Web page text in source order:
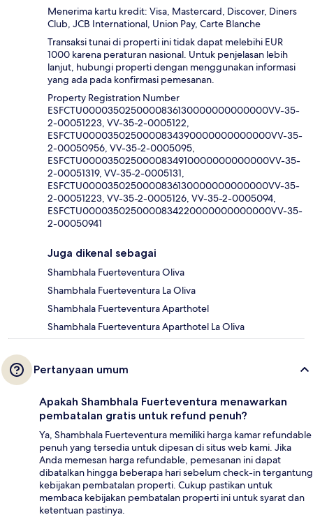
Menerima kartu kredit: Visa, Mastercard, Discover, Diners
Club, JCB International, Union Pay, Carte Blanche
Transaksi tunai di properti ini tidak dapat melebihi EUR
1000 karena peraturan nasional. Untuk penjelasan lebih
lanjut, hubungi properti dengan menggunakan informasi
yang ada pada konfirmasi pemesanan.
Property Registration Number
ESFCTU0000350250000836130000000000000VV-35-
2-00051223, VV-35-2-0005122,
ESFCTU0000350250000834390000000000000VV-35-
2-00050956, VV-35-2-0005095,
ESFCTU0000350250000834910000000000000VV-35-
2-00051319, VV-35-2-0005131,
ESFCTU0000350250000836130000000000000VV-35-
2-00051223, VV-35-2-0005126, VV-35-2-0005094,
ESFCTU0000350250000834220000000000000VV-35-
2-00050941
Juga dikenal sebagai
Shambhala Fuerteventura Oliva
Shambhala Fuerteventura La Oliva
Shambhala Fuerteventura Aparthotel
Shambhala Fuerteventura Aparthotel La Oliva
Pertanyaan umum
Apakah Shambhala Fuerteventura menawarkan
pembatalan gratis untuk refund penuh?
Ya, Shambhala Fuerteventura memiliki harga kamar refundable
penuh yang tersedia untuk dipesan di situs web kami. Jika
Anda memesan harga refundable, pemesanan ini dapat
dibatalkan hingga beberapa hari sebelum check-in tergantung
kebijakan pembatalan properti. Cukup pastikan untuk
membaca kebijakan pembatalan properti ini untuk syarat dan
ketentuan pastinya.